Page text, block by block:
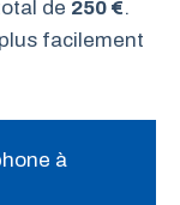
de 250 €.
facilement
à